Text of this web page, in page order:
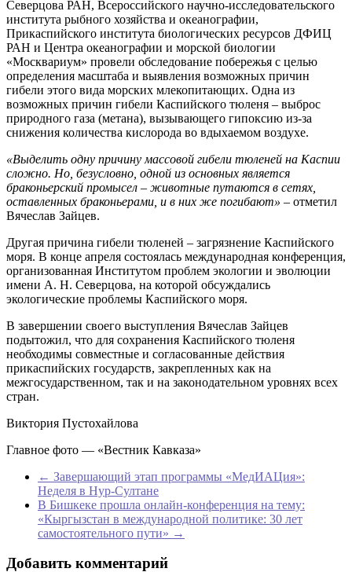
Северцова РАН, Всероссийского научно-исследовательского
института рыбного хозяйства и океанографии,
Прикаспийского института биологических ресурсов ДФИЦ
РАН и Центра океанографии и морской биологии
«Москвариум» провели обследование побережья с целью
определения масштаба и выявления возможных причин
гибели этого вида морских млекопитающих. Одна из
возможных причин гибели Каспийского тюленя – выброс
природного газа (метана), вызывающего гипоксию из-за
снижения количества кислорода во вдыхаемом воздухе.
«Выделить одну причину массовой гибели тюленей на Каспии
сложно. Но, безусловно, одной из основных является
браконьерский промысел – животные путаются в сетях,
оставленных браконьерами, и в них же погибают» – отметил
Вячеслав Зайцев.
Другая причина гибели тюленей – загрязнение Каспийского
моря. В конце апреля состоялась международная конференция,
организованная Институтом проблем экологии и эволюции
имени А. Н. Северцова, на которой обсуждались
экологические проблемы Каспийского моря.
В завершении своего выступления Вячеслав Зайцев
подытожил, что для сохранения Каспийского тюленя
необходимы совместные и согласованные действия
прикаспийских государств, закрепленных как на
межгосударственном, так и на законодательном уровнях всех
стран.
Виктория Пустохайлова
Главное фото — «Вестник Кавказа»
← Завершающий этап программы «МедИАЦия»:
Неделя в Нур-Султане
В Бишкеке прошла онлайн-конференция на тему:
«Кыргызстан в международной политике: 30 лет
самостоятельного пути» →
Добавить комментарий